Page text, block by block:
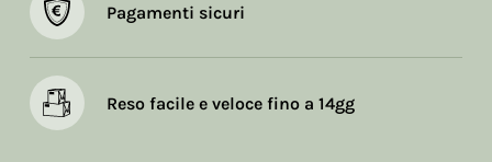
Pagamenti sicuri
Reso facile e veloce fino a 14gg